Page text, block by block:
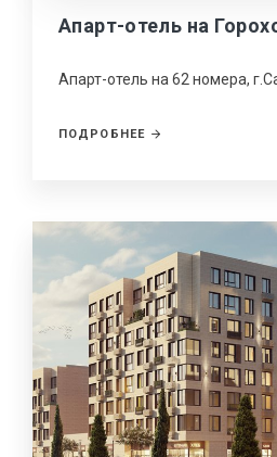
Апарт-отель на
Апарт-отель на 62 номера,
ПОДРОБНЕЕ